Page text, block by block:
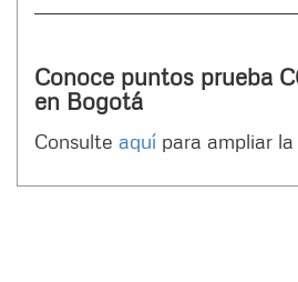
Conoce puntos prueba
en Bogotá
Consulte aquí para ampliar